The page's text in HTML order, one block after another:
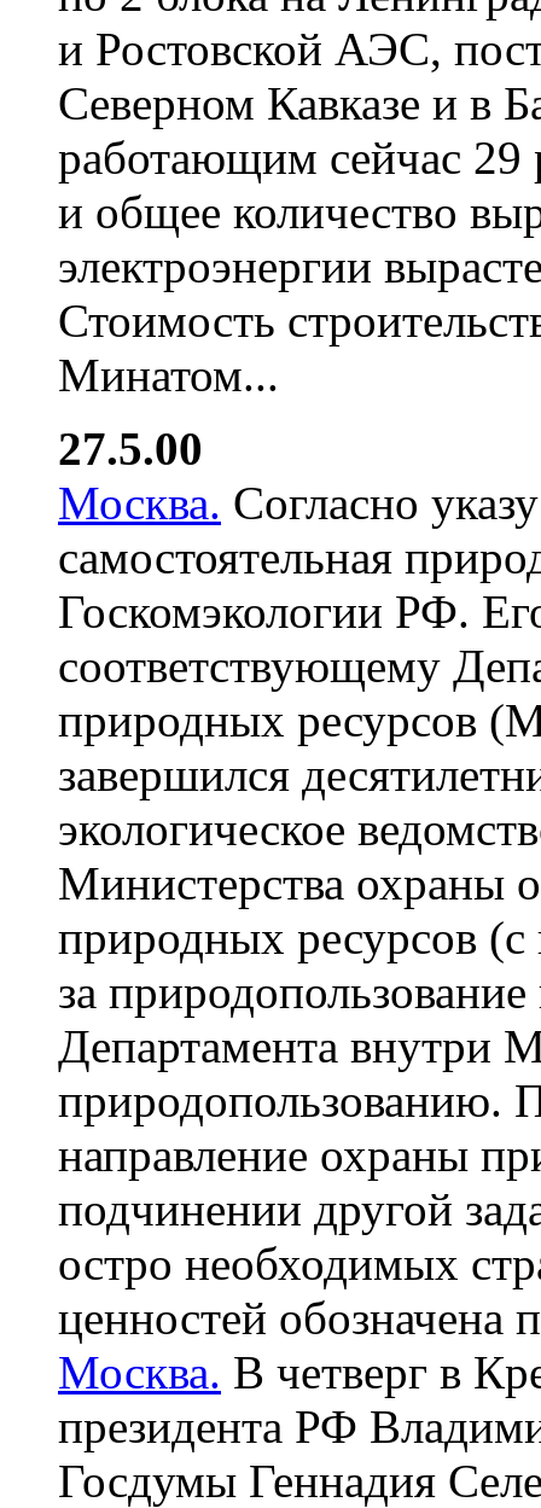
и Ростовской АЭС,
Северном Кавказе и в
работающим сейчас 29
и общее количество
электроэнергии
Стоимость
Минатом...
27.5.00
Москва. Согласно
самостоятельная
Госкомэкологии РФ.
соответствующему
природных ресурсов
завершился
экологическое
Министерства охраны
природных ресурсов
за
Департамента внутри
природопользованию.
направление охраны
подчинении другой
остро необходимых
ценностей обозначена
Москва. В четверг в
президента РФ
Госдумы Геннадия